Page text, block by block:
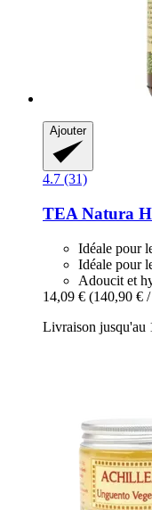
Ajouter
4.7 (31)
TEA Natura
Idéale pour
Idéale pour
Adoucit et
14,09 € (140,90 €
Livraison jusqu'au